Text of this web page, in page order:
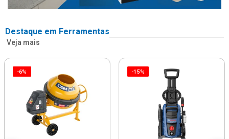
Destaque em Ferramentas
Veja mais
-6% -15%